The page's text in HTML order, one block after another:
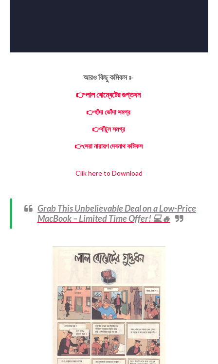
আরও কিছু কমিকস ঃ-
👉লাল বোম্বেটের গুপ্তধন
👉হাঁদা ভোঁদা সমগ্র
👉বাঁটুল সমগ্র
👉সেরা নারায়ণ দেবনাথ কমিকস
Clik here to Download
Grab This Unbelievable Deal on a Low-Price
MacBook – Limited Time Offer! 💻🔥